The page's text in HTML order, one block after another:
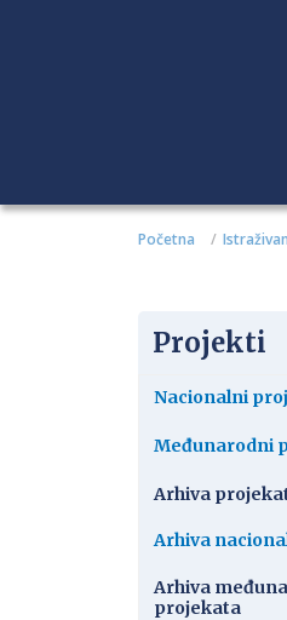
Početna
Projekti
Nacionalni
Međunarodni
Arhiva
Arhiva
Arhiva
projekata